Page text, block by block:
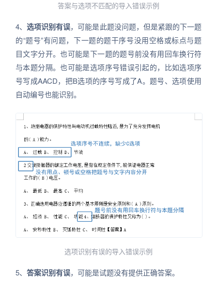
答案与选项不匹配的导入错误示例
4、选项识别有误，可能是此题没问题，但是紧跟的下一题
的“题号”有问题，下一题的题干序号没用空格或标点与题
目文字分开。也可能是下一题的题号前没有用回车换行符
与本题分隔。也可能是选项序号错误引起的，比如选项序
号写成AACD，把B选项的序号写成了A。题号、选项使用
自动编号也能识别。
选项识别有误的导入错误示例
5、 答案识别有误，可能是试题没有提供正确答案。